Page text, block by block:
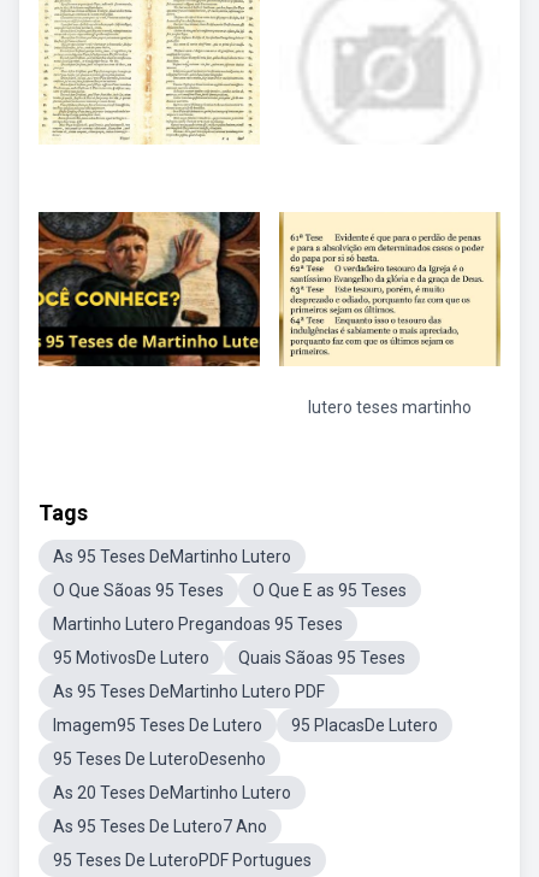
lutero teses martinho
Tags
As 95 Teses DeMartinho Lutero
O Que Sãoas 95 Teses
O Que E as 95 Teses
Martinho Lutero Pregandoas 95 Teses
95 MotivosDe Lutero
Quais Sãoas 95 Teses
As 95 Teses DeMartinho Lutero PDF
Imagem95 Teses De Lutero
95 PlacasDe Lutero
95 Teses De LuteroDesenho
As 20 Teses DeMartinho Lutero
As 95 Teses De Lutero7 Ano
95 Teses De LuteroPDF Portugues